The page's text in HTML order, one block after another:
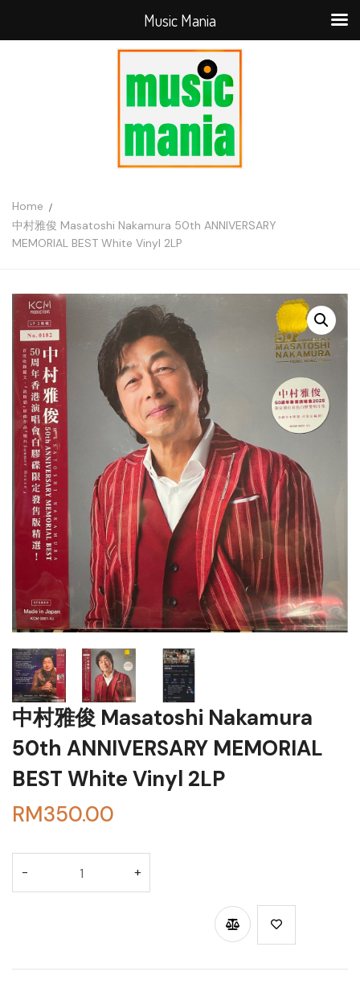
Home
中村雅俊 Masatoshi Nakamura 50th ANNIVERSARY
MEMORIAL BEST White Vinyl 2LP
中村雅俊 Masatoshi Nakamura
50th ANNIVERSARY MEMORIAL
BEST White Vinyl 2LP
RM350.00
Music Mania